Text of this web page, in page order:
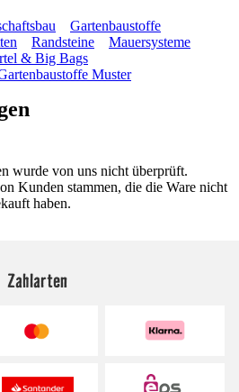
Gartenbaustoffe
Randsteine
Mauersysteme
& Big Bags
Muster
wurde von uns nicht überprüft.
Kunden stammen, die die Ware nicht
haben.
Zahlarten